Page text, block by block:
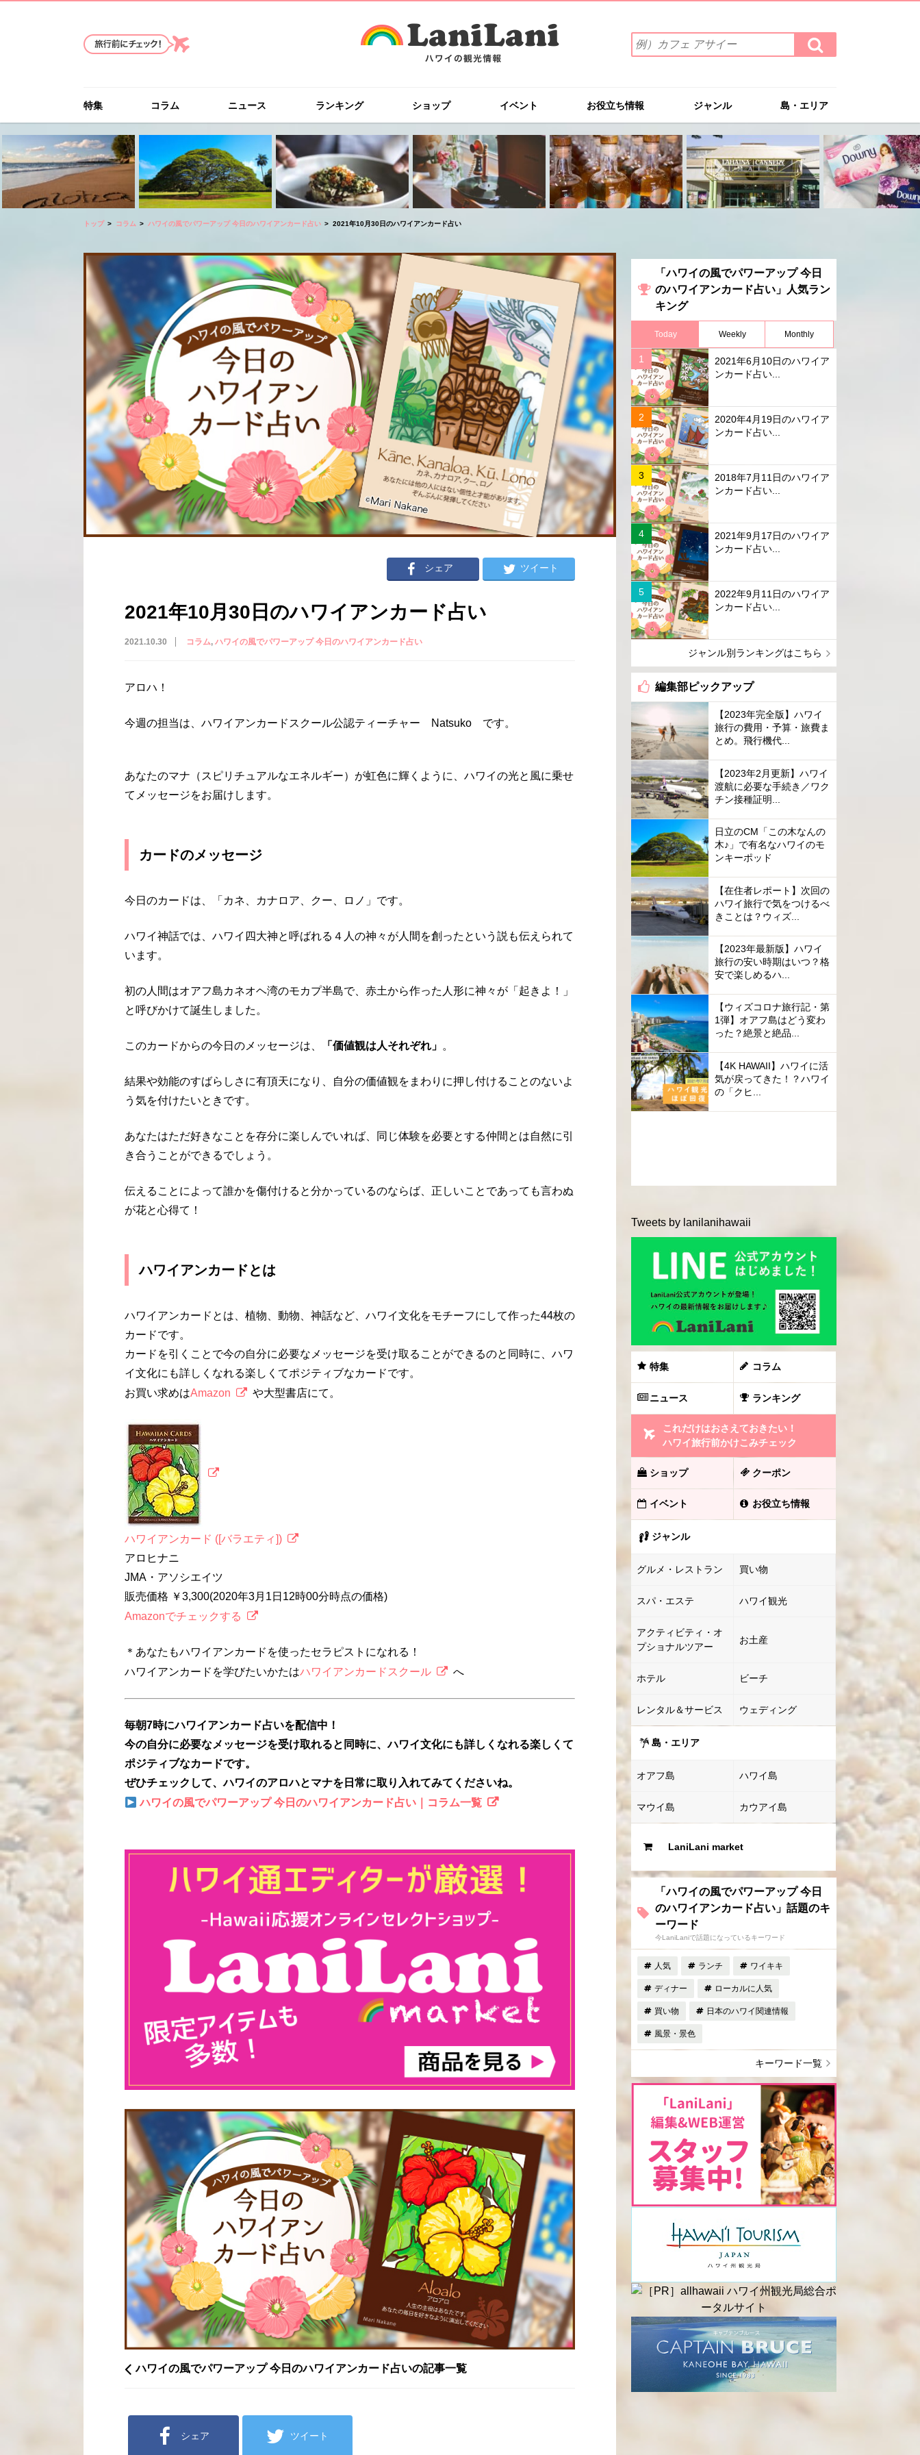
索
ワ
を
入
力
(例）
カ
フ
ェ
イ
検
索
す
特集 コラム ニュース ランキング ショップ イベント お役立ち情報 ジャンル 島・エリア
トップ コラム ハワイの風でパワーアップ 今日のハワイアンカード占い 2021年10月30日のハワイアンカード占い
シェア ツイート
2021年10月30日のハワイアンカード占い
2021.10.30 コラム ハワイの風でパワーアップ 今日のハワイアンカード占い
アロハ！
今週の担当は、ハワイアンカードスクール公認ティーチャー Natsuko です。
あなたのマナ（スピリチュアルなエネルギー）が虹色に輝くように、ハワイの光と風に乗せ
てメッセージをお届けします。
カードのメッセージ
今日のカードは、「カネ、カナロア、クー、ロノ」です。
ハワイ神話では、ハワイ四大神と呼ばれる４人の神々が人間を創ったという説も伝えられて
います。
初の人間はオアフ島カネオヘ湾のモカプ半島で、赤土から作った人形に神々が「起きよ！」
と呼びかけて誕生しました。
このカードからの今日のメッセージは、 「価値観は人それぞれ」 。
結果や効能のすばらしさに有頂天になり、自分の価値観をまわりに押し付けることのないよ
う気を付けたいときです。
あなたはただ好きなことを存分に楽しんでいれば、同じ体験を必要とする仲間とは自然に引
き合うことができるでしょう。
伝えることによって誰かを傷付けると分かっているのならば、正しいことであっても言わぬ
が花と心得て！
ハワイアンカードとは
ハワイアンカードとは、植物、動物、神話など、ハワイ文化をモチーフにして作った44枚の
カードです。
カードを引くことで今の自分に必要なメッセージを受け取ることができるのと同時に、ハワ
イ文化にも詳しくなれる楽しくてポジティブなカードです。
お買い求めはAmazon や大型書店にて。
ハワイアンカード ([バラエティ])
アロヒナニ
JMA・アソシエイツ
販売価格 ￥3,300(2020年3月1日12時00分時点の価格)
Amazonでチェックする
＊あなたもハワイアンカードを使ったセラピストになれる！
ハワイアンカードを学びたいかたはハワイアンカードスクール へ
毎朝7時にハワイアンカード占いを配信中！
今の自分に必要なメッセージを受け取れると同時に、ハワイ文化にも詳しくなれる楽しくて
ポジティブなカードです。
ぜひチェックして、ハワイのアロハとマナを日常に取り入れてみてくださいね。
ハワイの風でパワーアップ 今日のハワイアンカード占い｜コラム一覧
ハワイの風でパワーアップ 今日のハワイアンカード占いの記事一覧
シェア ツイート
「ハワイの風でパワーアップ 今日
のハワイアンカード占い」人気ラン
キング
Today Weekly Monthly
2021年6月10日のハワイア
ンカード占い...
2020年4月19日のハワイア
ンカード占い...
2018年7月11日のハワイア
ンカード占い...
2021年9月17日のハワイア
ンカード占い...
2022年9月11日のハワイア
ンカード占い...
ジャンル別ランキングはこちら
編集部ピックアップ
【2023年完全版】ハワイ
旅行の費用・予算・旅費ま
とめ。飛行機代...
【2023年2月更新】ハワイ
渡航に必要な手続き／ワク
チン接種証明...
日立のCM「この木なんの
木♪」で有名なハワイのモ
ンキーポッド
【在住者レポート】次回の
ハワイ旅行で気をつけるべ
きことは？ウィズ...
【2023年最新版】ハワイ
旅行の安い時期はいつ？格
安で楽しめるハ...
【ウィズコロナ旅行記・第
1弾】オアフ島はどう変わ
った？絶景と絶品...
【4K HAWAII】ハワイに活
気が戻ってきた！？ハワイ
の「クヒ...
Tweets by lanilanihawaii
特集 コラム
ニュース ランキング
これだけはおさえておきたい！
ハワイ旅行前かけこみチェック
ショップ クーポン
イベント お役立ち情報
ジャンル
グルメ・レストラン 買い物
スパ・エステ ハワイ観光
アクティビティ・オ
プショナルツアー
お土産
ホテル ビーチ
レンタル＆サービス ウェディング
島・エリア
オアフ島 ハワイ島
マウイ島 カウアイ島
LaniLani market
「ハワイの風でパワーアップ 今日
のハワイアンカード占い」話題のキ
ーワード
今LaniLaniで話題になっているキーワード
人気 ランチ ワイキキ
ディナー ローカルに人気
買い物 日本のハワイ関連情報
風景・景色
キーワード一覧